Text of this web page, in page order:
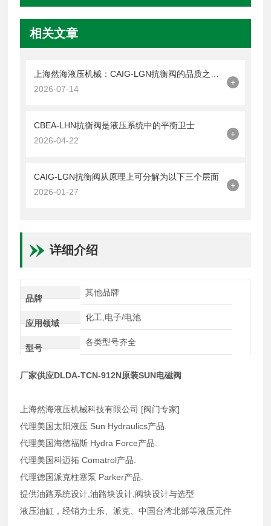
相关文章
2026-07-14
+
CBEA-LHN抗衡阀是液压系统中的平衡卫士
2026-04-22
+
CAIG-LGN抗衡阀从原理上可分解为以下三个层面
2026-01-27
+
详细介绍
品牌
其他品牌
应用领域
化工,电子/电池
型号
各类型号齐全
厂家供应DLDA-TCN-912N原装SUN电磁阀
上海然海液压机械科技有限公司 [阀门专家]
代理美国太阳液压 Sun Hydraulics产品.
代理美国海德福斯 Hydra Force产品.
代理美国科迈拓 Comatrol产品.
代理德国派克柱塞泵 Parker产品.
提供油路系统设计,油路块设计,阀块设计与选型
液压油缸，经销力士乐、派克、中国台湾北部等液压元件